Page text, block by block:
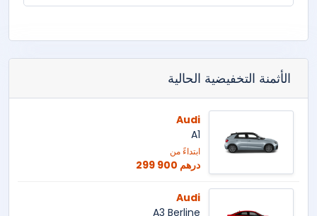
الأثمنة التخفيضية الحالية
Audi
A1
ابتداءً من
299 900 درهم
Audi
A3 Berline